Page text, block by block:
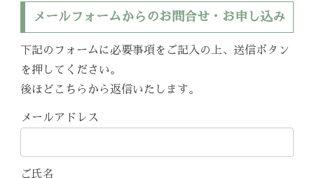
メールフォームからのお問合せ・お申し込み
下記のフォームに必要事項をご記入の上、送信ボタン
を押してください。
後ほどこちらから返信いたします。
メールアドレス
ご氏名